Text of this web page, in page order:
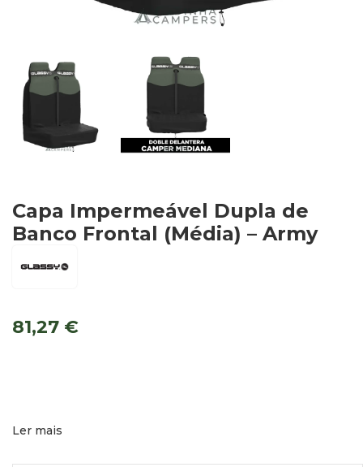
Capa Impermeável Dupla de
Banco Frontal (Média) – Army
81,27 €
Ler mais